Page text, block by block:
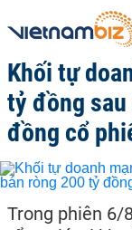
Khối tự
tỷ đồng
đồng cổ
Trong phiên 6/